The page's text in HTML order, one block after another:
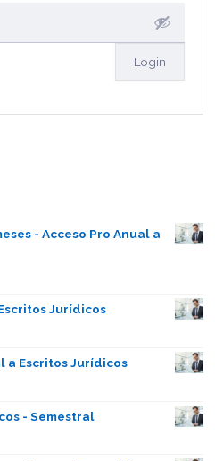
- Acceso Pro Anual a
Jurídicos
a Escritos Jurídicos
- Semestral